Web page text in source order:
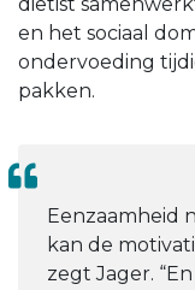
diëtist
en het sociaal
ondervoeding
pakken.
Eenzaamheid
kan de
zegt Jager.